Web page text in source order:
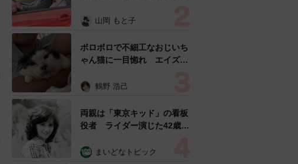
憩まで分刻み… 「大学生で
山岡 もと子
ボロボロで不細工なおじいち
ゃん猫に一目惚れ エイズだ
暮らすと「おじ猫」だって可
鶴野 浩己
両親は「東京キッド」の看板
役者 ライダー演じた42歳元
ングフォト」計画を明言
まいどなトピック